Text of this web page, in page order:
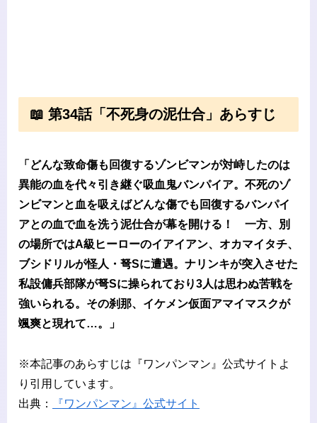
📖 第34話「不死身の泥仕合」あらすじ
「どんな致命傷も回復するゾンビマンが対峙したのは
異能の血を代々引き継ぐ吸血鬼バンパイア。不死のゾ
ンビマンと血を吸えばどんな傷でも回復するバンパイ
アとの血で血を洗う泥仕合が幕を開ける！ 一方、別
の場所ではA級ヒーローのイアイアン、オカマイタチ、
ブシドリルが怪人・弩Sに遭遇。ナリンキが突入させた
私設傭兵部隊が弩Sに操られており3人は思わぬ苦戦を
強いられる。その刹那、イケメン仮面アマイマスクが
颯爽と現れて…。」
※本記事のあらすじは『ワンパンマン』公式サイトよ
り引用しています。
出典：
『ワンパンマン』公式サイト